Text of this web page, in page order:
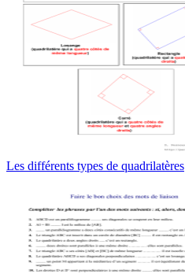
Les différents types de quadrilatères